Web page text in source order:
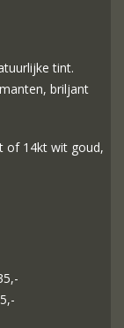
tint.
briljant
of 14kt wit goud,